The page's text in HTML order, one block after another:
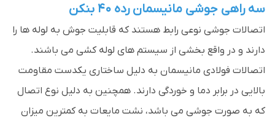
سه راهی جوشی مانیسمان رده 40 بنکن
اتصالات جوشی نوعی رابط هستند که قابلیت جوش به لوله ها را
دارند و در واقع بخشی از سیستم های لوله کشی می باشند.
اتصالات فولادی مانیسمان به دلیل ساختاری یکدست مقاومت
بالایی در برابر دما و خوردگی دارند. همچنین به دلیل نوع اتصال
که به صورت جوشی می باشد، نشت مایعات به کمترین میزان